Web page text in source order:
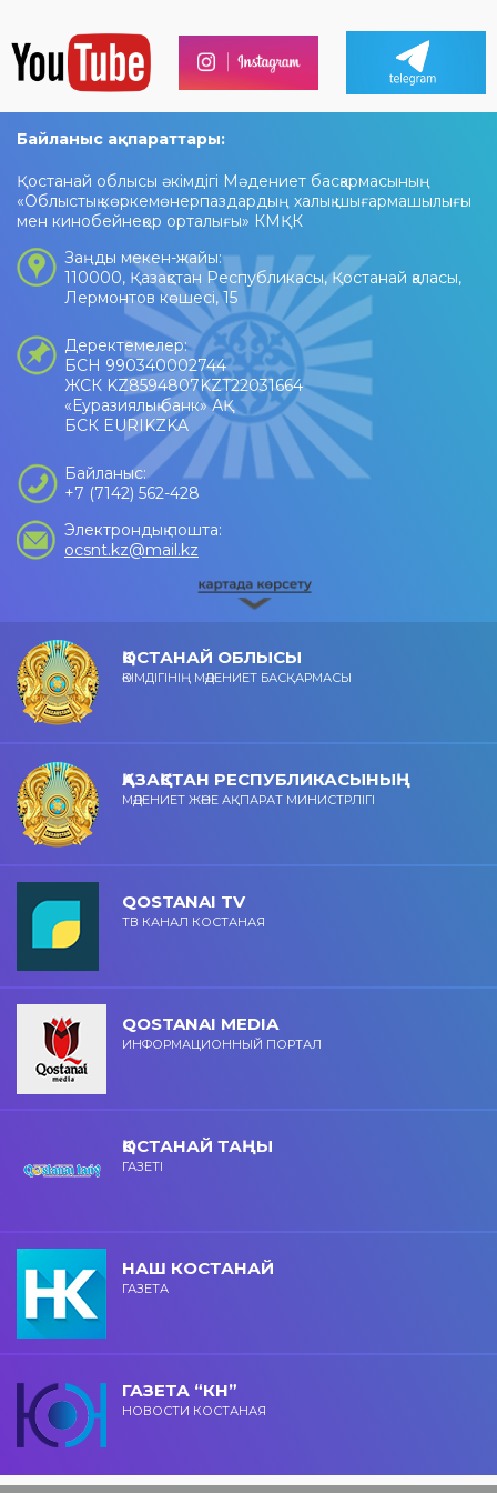
Байланыс ақпараттары:
Қостанай облысы әкімдігі Мәдениет басқармасының
«Облыстық көркемөнерпаздардың халық шығармашылығы
мен кинобейнеқор орталығы» КМҚК
Заңды мекен-жайы:
110000, Қазақстан Республикасы, Қостанай қаласы,
Лермонтов көшесі, 15
Деректемелер:
БСН 990340002744
ЖСК KZ8594807KZT22031664
«Еуразиялық банк» АҚ
БСК EURIKZKA
Байланыс:
+7 (7142) 562-428
Электрондық пошта:
ocsnt.kz@mail.kz
ҚОСТАНАЙ ОБЛЫСЫ
ӘКІМДІГІНІҢ МӘДЕНИЕТ БАСҚАРМАСЫ
ҚАЗАҚСТАН РЕСПУБЛИКАСЫНЫҢ
МӘДЕНИЕТ ЖӘНЕ АҚПАРАТ МИНИСТРЛІГІ
QOSTANAI TV
ТВ КАНАЛ КОСТАНАЯ
QOSTANAI MEDIA
ИНФОРМАЦИОННЫЙ ПОРТАЛ
ҚОСТАНАЙ ТАҢЫ
ГАЗЕТІ
НАШ КОСТАНАЙ
ГАЗЕТА
ГАЗЕТА “КН”
НОВОСТИ КОСТАНАЯ